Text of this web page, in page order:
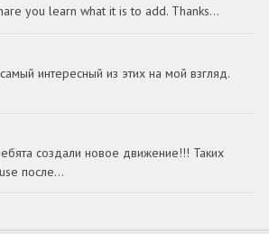
you learn what it is to add. Thanks...
интересный из этих на мой взгляд.
создали новое движение!!! Таких
после...